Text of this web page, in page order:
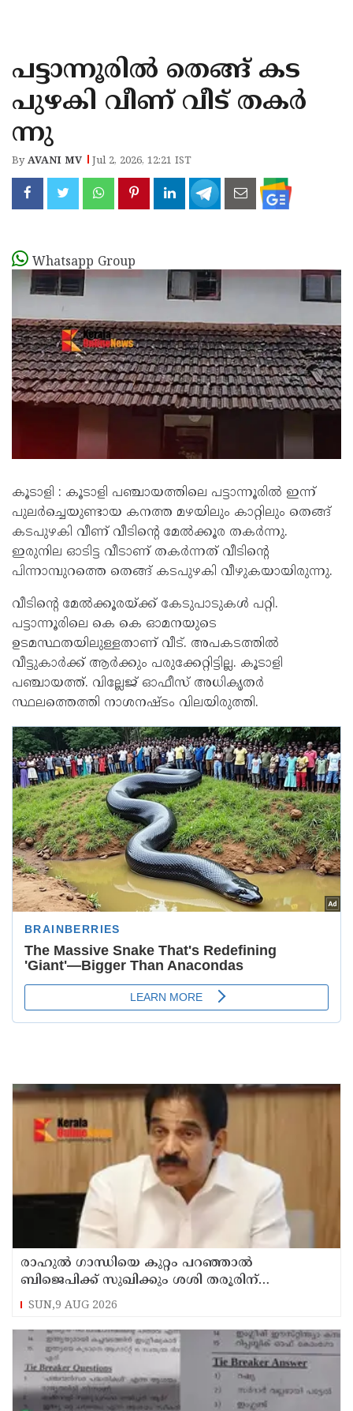
KANNUR
KASARAGOD
പട്ടാന്നൂരിൽ തെങ്ങ് കട
പുഴകി വീണ് വീട് തകർ
ന്നു
ByAVANI MV Jul 2, 2026, 12:21 IST
Whatsapp Group
കൂടാളി : കൂടാളി പഞ്ചായത്തിലെ പട്ടാന്നൂരിൽ ഇന്ന്
പുലർച്ചെയുണ്ടായ കനത്ത മഴയിലും കാറ്റിലും തെങ്ങ്
കടപുഴകി വീണ് വീടിൻ്റെ മേൽക്കൂര തകർന്നു.
ഇരുനില ഓടിട്ട വീടാണ് തകർന്നത് വീടിൻ്റെ
പിന്നാമ്പുറത്തെ തെങ്ങ് കടപുഴകി വീഴുകയായിരുന്നു.
വീടിൻ്റെ മേൽക്കൂരയ്ക്ക് കേടുപാടുകൾ പറ്റി.
പട്ടാന്നൂരിലെ കെ കെ ഓമനയുടെ
ഉടമസ്ഥതയിലുള്ളതാണ് വീട്. അപകടത്തിൽ
വീട്ടുകാർക്ക് ആർക്കും പരുക്കേറ്റിട്ടില്ല. കൂടാളി
പഞ്ചായത്ത്. വില്ലേജ് ഓഫീസ് അധികൃതർ
സ്ഥലത്തെത്തി നാശനഷ്‌ടം വിലയിരുത്തി.
രാഹുല്‍ ഗാന്ധിയെ കുറ്റം പറഞ്ഞാല്‍
ബിജെപിക്ക് സുഖിക്കും ശശി തരൂരിന്
മറുപടിയുമായി കെ സി വേണുഗോപാല്‍
SUN,9 AUG 2026